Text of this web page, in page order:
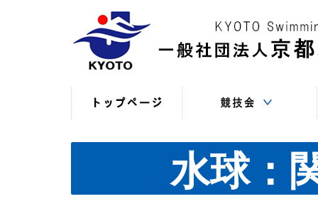
（現年度）
（過年度以前）
（申込・連絡事項等）
水球：